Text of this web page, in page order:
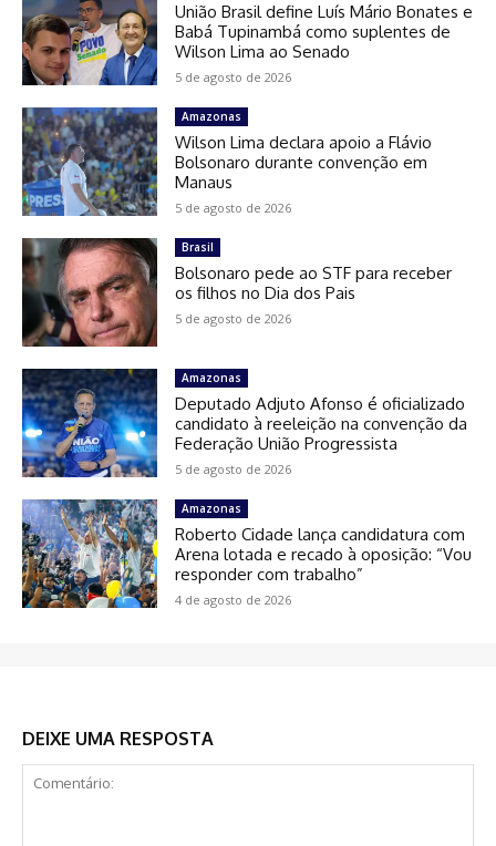
União Brasil define Luís Mário Bonates e
Babá Tupinambá como suplentes de
Wilson Lima ao Senado
5 de agosto de 2026
Amazonas
Wilson Lima declara apoio a Flávio
Bolsonaro durante convenção em
Manaus
5 de agosto de 2026
Brasil
Bolsonaro pede ao STF para receber
os filhos no Dia dos Pais
5 de agosto de 2026
Amazonas
Deputado Adjuto Afonso é oficializado
candidato à reeleição na convenção da
Federação União Progressista
5 de agosto de 2026
Amazonas
Roberto Cidade lança candidatura com
Arena lotada e recado à oposição: “Vou
responder com trabalho”
4 de agosto de 2026
DEIXE UMA RESPOSTA